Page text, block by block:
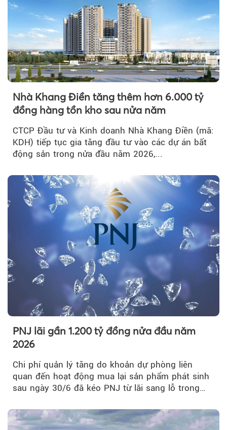
Nhà Khang Điền tăng thêm hơn 6.000 tỷ
đồng hàng tồn kho sau nửa năm
CTCP Đầu tư và Kinh doanh Nhà Khang Điền (mã:
KDH) tiếp tục gia tăng đầu tư vào các dự án bất
động sản trong nửa đầu năm 2026,...
PNJ lãi gần 1.200 tỷ đồng nửa đầu năm
2026
Chi phí quản lý tăng do khoản dự phòng liên
quan đến hoạt động mua lại sản phẩm phát sinh
sau ngày 30/6 đã kéo PNJ từ lãi sang lỗ trong